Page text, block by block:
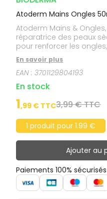
Atoderm Mains Ongles
Atoderm Mains &
réparatrice des peaux
pour renforcer les
mains, tout en
En savoir plus
EAN :3701129804193
En stock
1,99 € TTC3,99 € TTC
1 produit pour 1.99 €
Ajouter au
Paiements 100% sécurisés